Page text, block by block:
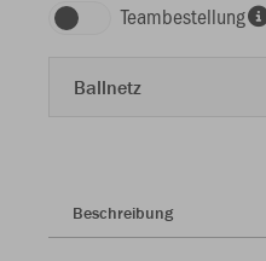
Teambestellung
Ballnetz
Beschreibung